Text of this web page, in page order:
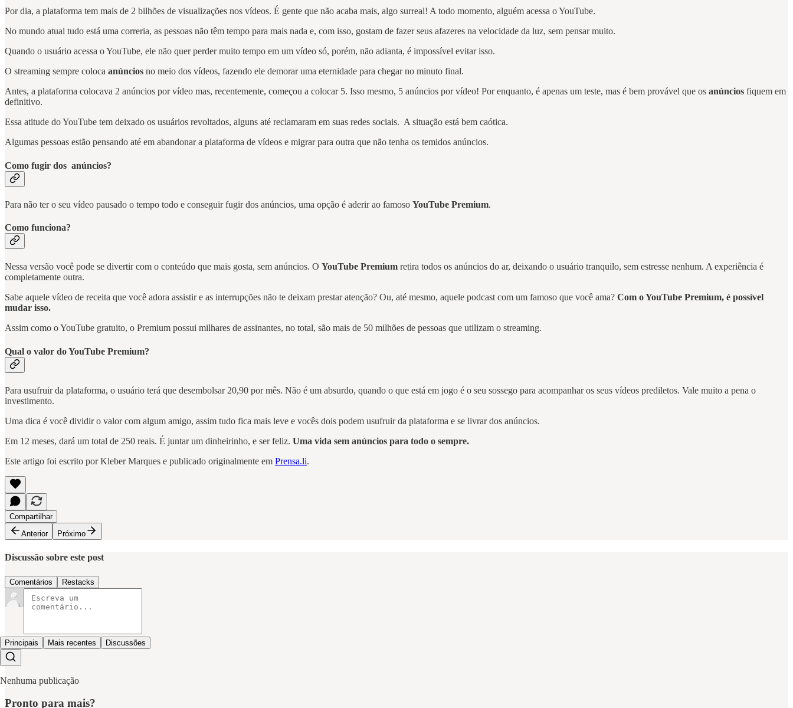
Por dia, a plataforma tem mais de 2 bilhões de visualizações nos vídeos. É gente que não acaba mais, algo surreal! A todo momento, alguém acessa o YouTube.
No mundo atual tudo está uma correria, as pessoas não têm tempo para mais nada e, com isso, gostam de fazer seus afazeres na velocidade da luz, sem pensar muito.
Quando o usuário acessa o YouTube, ele não quer perder muito tempo em um vídeo só, porém, não adianta, é impossível evitar isso.
O streaming sempre coloca anúncios no meio dos vídeos, fazendo ele demorar uma eternidade para chegar no minuto final.
Antes, a plataforma colocava 2 anúncios por vídeo mas, recentemente, começou a colocar 5. Isso mesmo, 5 anúncios por vídeo! Por enquanto, é apenas um teste, mas é bem provável que os anúncios fiquem em
definitivo.
Essa atitude do YouTube tem deixado os usuários revoltados, alguns até reclamaram em suas redes sociais. A situação está bem caótica.
Algumas pessoas estão pensando até em abandonar a plataforma de vídeos e migrar para outra que não tenha os temidos anúncios.
Como fugir dos anúncios?
Para não ter o seu vídeo pausado o tempo todo e conseguir fugir dos anúncios, uma opção é aderir ao famoso YouTube Premium.
Como funciona?
Nessa versão você pode se divertir com o conteúdo que mais gosta, sem anúncios. O YouTube Premium retira todos os anúncios do ar, deixando o usuário tranquilo, sem estresse nenhum. A experiência é
completamente outra.
Sabe aquele vídeo de receita que você adora assistir e as interrupções não te deixam prestar atenção? Ou, até mesmo, aquele podcast com um famoso que você ama? Com o YouTube Premium, é possível
mudar isso.
Assim como o YouTube gratuito, o Premium possui milhares de assinantes, no total, são mais de 50 milhões de pessoas que utilizam o streaming.
Qual o valor do YouTube Premium?
Para usufruir da plataforma, o usuário terá que desembolsar 20,90 por mês. Não é um absurdo, quando o que está em jogo é o seu sossego para acompanhar os seus vídeos prediletos. Vale muito a pena o
investimento.
Uma dica é você dividir o valor com algum amigo, assim tudo fica mais leve e vocês dois podem usufruir da plataforma e se livrar dos anúncios.
Em 12 meses, dará um total de 250 reais. É juntar um dinheirinho, e ser feliz. Uma vida sem anúncios para todo o sempre.
Este artigo foi escrito por Kleber Marques e publicado originalmente em Prensa.li.
Compartilhar
Anterior
Próximo
Discussão sobre este post
Comentários Restacks
Principais Mais recentes Discussões
Nenhuma publicação
Pronto para mais?